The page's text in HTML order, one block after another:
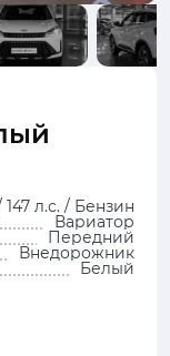
147 л.с. / Бензин
Вариатор
Передний
Внедорожник
Белый